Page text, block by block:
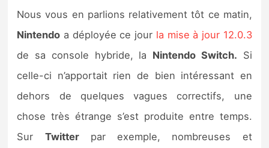
Tests et previews
Tests de jeux
Tests d’accessoires
Autres tests
Previews
Nous vous en parlions relativement tôt ce matin,
Nintendo a déployée ce jour la mise à jour 12.0.3
de sa console hybride, la Nintendo Switch. Si
celle-ci n’apportait rien de bien intéressant en
dehors de quelques vagues correctifs, une
chose très étrange s’est produite entre temps.
Sur Twitterpar exemple, nombreuses et